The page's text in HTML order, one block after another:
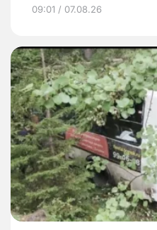
09:01 / 07.08.26